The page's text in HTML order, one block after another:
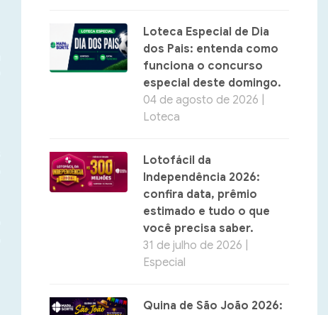
Loteca Especial de Dia
dos Pais: entenda como
funciona o concurso
especial deste domingo.
04 de agosto de 2026 |
Loteca
Lotofácil da
Independência 2026:
confira data, prêmio
estimado e tudo o que
você precisa saber.
31 de julho de 2026 |
Especial
Quina de São João 2026: